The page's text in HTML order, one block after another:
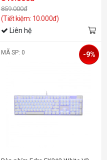
859.000đ
(Tiết kiệm: 10.000đ)
Liên hệ
MÃ SP: 0 -9%